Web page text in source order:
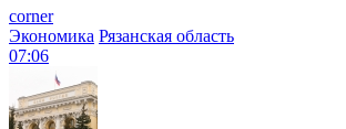
corner
Экономика Рязанская область
07:06